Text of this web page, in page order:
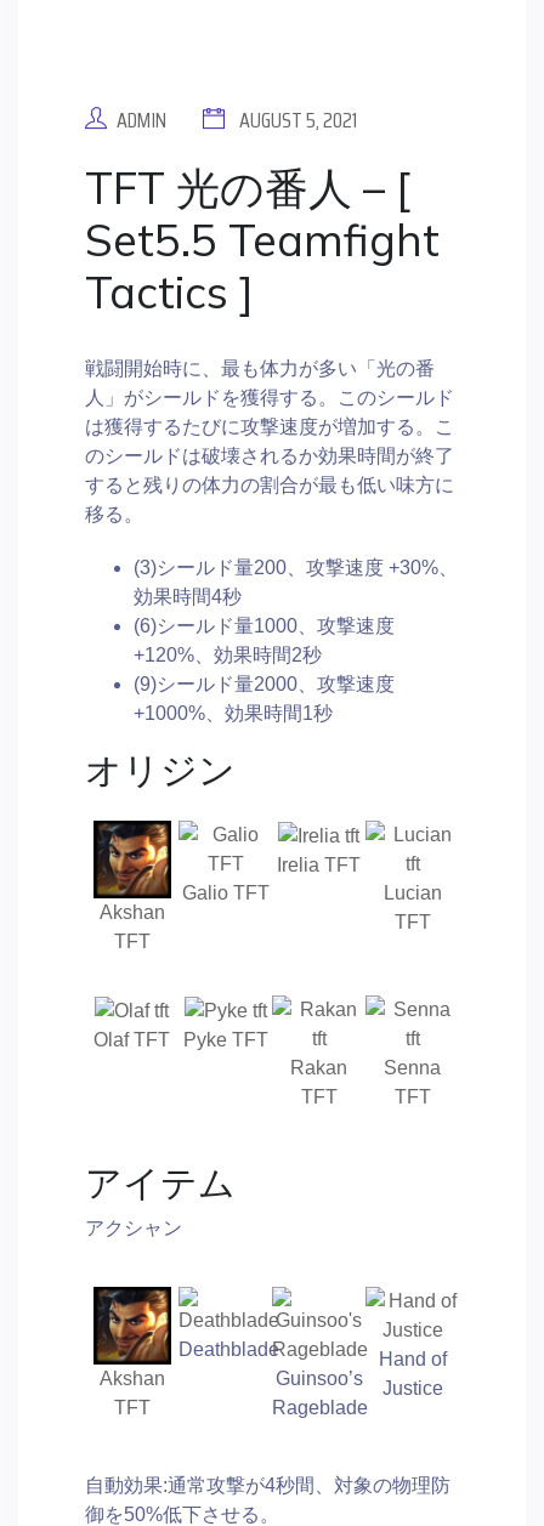
ADMIN AUGUST 5, 2021
TFT 光の番人 – [
Set5.5 Teamfight
Tactics ]
戦闘開始時に、最も体力が多い「光の番
人」がシールドを獲得する。このシールド
は獲得するたびに攻撃速度が増加する。こ
のシールドは破壊されるか効果時間が終了
すると残りの体力の割合が最も低い味方に
移る。
(3)シールド量200、攻撃速度 +30%、
効果時間4秒
(6)シールド量1000、攻撃速度
+120%、効果時間2秒
(9)シールド量2000、攻撃速度
+1000%、効果時間1秒
オリジン
Akshan
TFT
Galio TFT
Irelia TFT
Lucian
TFT
Olaf TFT
Pyke TFT
Rakan
TFT
Senna
TFT
アイテム
アクシャン
Akshan
TFT
Deathblade
Guinsoo’s
Rageblade
Hand of
Justice
自動効果:通常攻撃が4秒間、対象の物理防
御を50%低下させる。